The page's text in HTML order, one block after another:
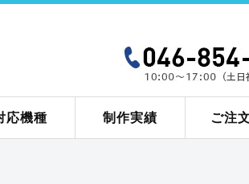
応機種 制作実績 ご注